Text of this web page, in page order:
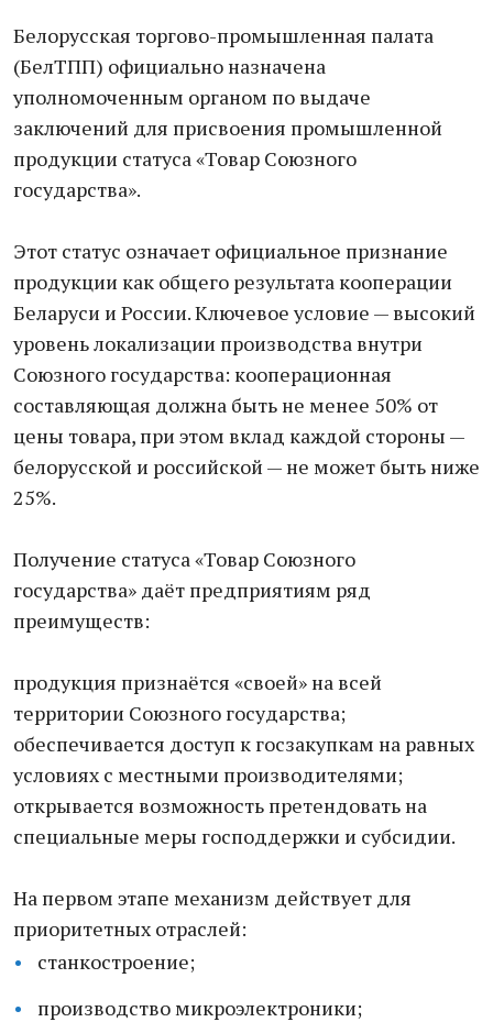
Белорусская торгово-промышленная палата
(БелТПП) официально назначена
уполномоченным органом по выдаче
заключений для присвоения промышленной
продукции статуса «Товар Союзного
государства».
Этот статус означает официальное признание
продукции как общего результата кооперации
Беларуси и России. Ключевое условие — высокий
уровень локализации производства внутри
Союзного государства: кооперационная
составляющая должна быть не менее 50% от
цены товара, при этом вклад каждой стороны —
белорусской и российской — не может быть ниже
25%.
Получение статуса «Товар Союзного
государства» даёт предприятиям ряд
преимуществ:
продукция признаётся «своей» на всей
территории Союзного государства;
обеспечивается доступ к госзакупкам на равных
условиях с местными производителями;
открывается возможность претендовать на
специальные меры господдержки и субсидии.
На первом этапе механизм действует для
приоритетных отраслей:
станкостроение;
производство микроэлектроники;